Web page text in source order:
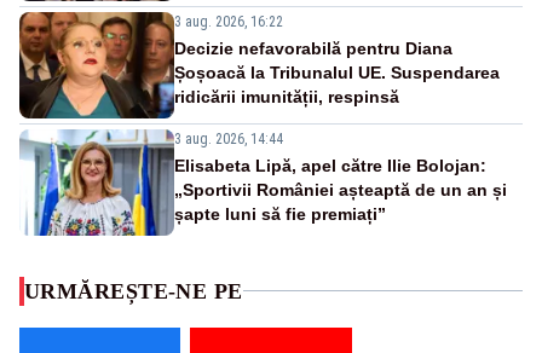
3 aug. 2026, 16:22
Decizie nefavorabilă pentru Diana
Șoșoacă la Tribunalul UE. Suspendarea
ridicării imunității, respinsă
3 aug. 2026, 14:44
Elisabeta Lipă, apel către Ilie Bolojan:
„Sportivii României așteaptă de un an și
șapte luni să fie premiați”
URMĂREȘTE-NE PE